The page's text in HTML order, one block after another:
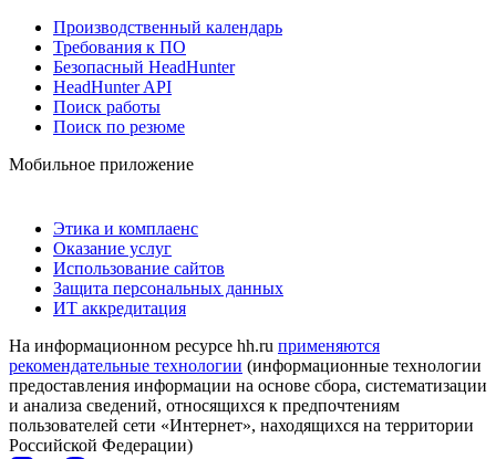
Производственный календарь
Требования к ПО
Безопасный HeadHunter
HeadHunter API
Поиск работы
Поиск по резюме
Мобильное приложение
Этика и комплаенс
Оказание услуг
Использование сайтов
Защита персональных данных
ИТ аккредитация
На информационном ресурсе hh.ru применяются
рекомендательные технологии (информационные технологии
предоставления информации на основе сбора, систематизации
и анализа сведений, относящихся к предпочтениям
пользователей сети «Интернет», находящихся на территории
Российской Федерации)